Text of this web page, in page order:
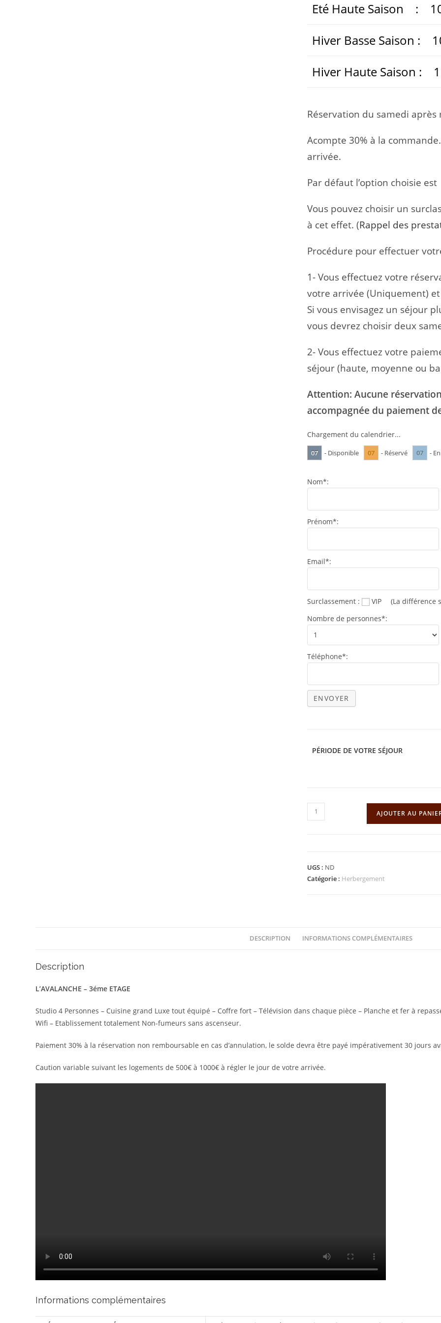
Eté Haute Saison :
Hiver Basse Saison :
Hiver Haute Saison :
Réservation du samedi
Acompte 30% à la
arrivée.
Par défaut l’option choisie
Vous pouvez choisir un
à cet effet. (Rappel des
Procédure pour effectuer
1- Vous effectuez votre
votre arrivée (Uniquement)
Si vous envisagez un séjour
vous devrez choisir deux
2- Vous effectuez votre
séjour (haute, moyenne ou
Attention: Aucune
accompagnée du paiement
Chargement du calendrier...
07 - Disponible 07 - Réservé 07 -
Nom*:
Prénom*:
Email*:
Surclassement : VIP
(La différence
Nombre de personnes*:
Téléphone*:
PÉRIODE DE VOTRE SÉJOUR
quantité
de
ETAGE
Studio
AJOUTER AU
UGS : ND
Catégorie : Herbergement
DESCRIPTION INFORMATIONS COMPLÉMENTAIRES
Description
L’AVALANCHE – 3éme ETAGE
Studio 4 Personnes – Cuisine grand Luxe tout équipé – Coffre fort – Télévision dans chaque pièce – Planche et fer à
Wifi – Etablissement totalement Non-fumeurs sans ascenseur.
Paiement 30% à la réservation non remboursable en cas d’annulation, le solde devra être payé impérativement 30 jours
Caution variable suivant les logements de 500€ à 1000€ à régler le jour de votre arrivée.
Informations complémentaires